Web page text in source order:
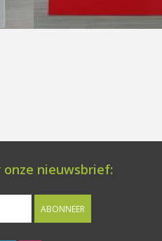
nieuwsbrief:
ABONNEER